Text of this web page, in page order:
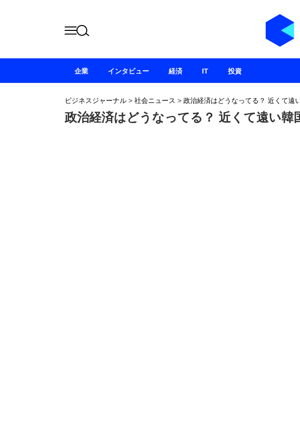
ビジネスジャーナル > 社会ニュース > 政治経済はどうなってる？ 近くて遠
政治経済はどうなってる？ 近くて遠い韓
企業 インタビュー 経済 IT 投資